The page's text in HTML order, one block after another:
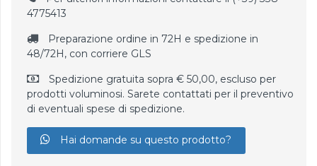
4775413
Preparazione ordine in 72H e spedizione in
48/72H, con corriere GLS
Spedizione gratuita sopra € 50,00, escluso per
prodotti voluminosi. Sarete contattati per il preventivo
di eventuali spese di spedizione.
Hai domande su questo prodotto?